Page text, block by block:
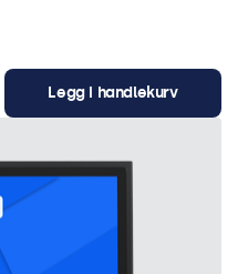
Legg i handlekurv